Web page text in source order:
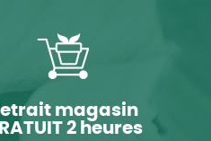
magasin
2 heures